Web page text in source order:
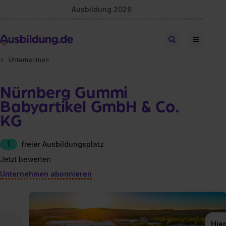
Ausbildung 2026
Stellen finden
Unternehmen
Nürnberg Gummi
Babyartikel GmbH & Co.
KG
1
freier Ausbildungsplatz
Jetzt bewerten
Unternehmen abonnieren